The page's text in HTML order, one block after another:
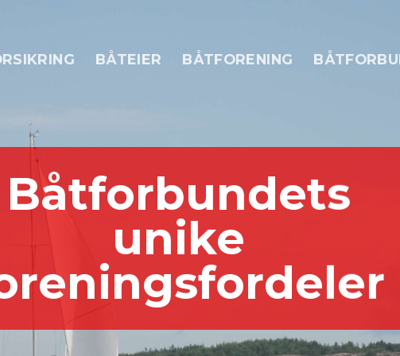
BÅTEIER BÅTFORENING
Båtforbundets
unike